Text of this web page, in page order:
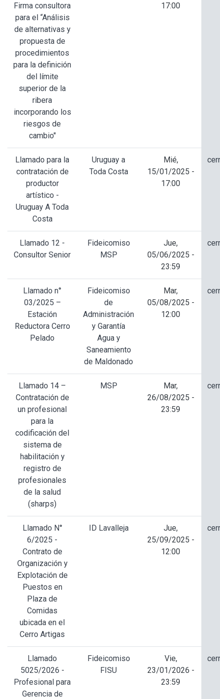
Firma consultora
para el “Análisis
de alternativas y
propuesta de
procedimientos
para la definición
del límite
superior de la
ribera
incorporando los
riesgos de
cambio"
17:00
Llamado para la
contratación de
productor
artístico -
Uruguay A Toda
Costa
Uruguay a
Toda Costa
Mié,
15/01/2025 -
17:00
Llamado 12 -
Consultor Senior
Fideicomiso
MSP
Jue,
05/06/2025 -
23:59
Llamado n°
03/2025 –
Estación
Reductora Cerro
Pelado
Fideicomiso
de
Administración
y Garantía
Agua y
Saneamiento
de Maldonado
Mar,
05/08/2025 -
12:00
Llamado 14 –
Contratación de
un profesional
para la
codificación del
sistema de
habilitación y
registro de
profesionales
de la salud
(sharps)
MSP
Mar,
26/08/2025 -
23:59
Llamado N°
6/2025 -
Contrato de
Organización y
Explotación de
Puestos en
Plaza de
Comidas
ubicada en el
Cerro Artigas
ID Lavalleja
Jue,
25/09/2025 -
12:00
Llamado
5025/2026 -
Profesional para
Gerencia de
Fideicomiso
FISU
Vie,
23/01/2026 -
23:59